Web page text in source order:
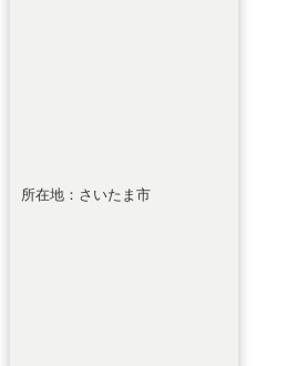
所在地：さいたま市